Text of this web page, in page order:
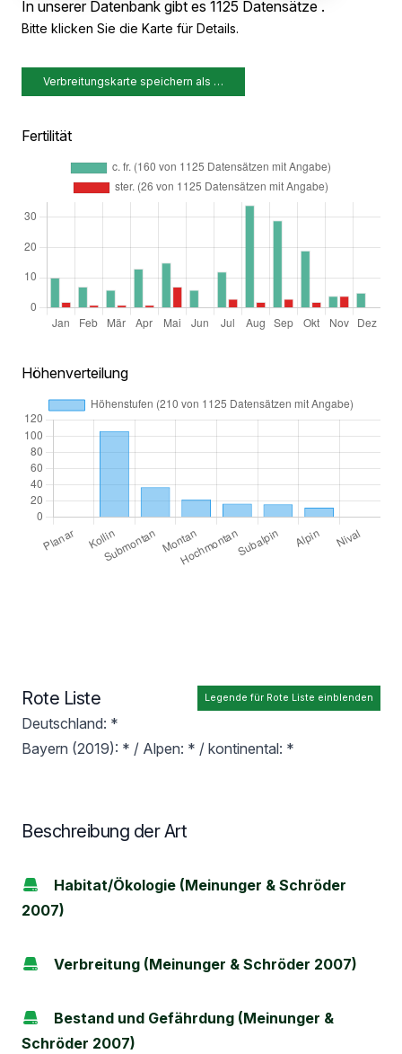
In unserer Datenbank gibt es 1125 Datensätze .
Bitte klicken Sie die Karte für Details.
Verbreitungskarte speichern als …
Fertilität
Höhenverteilung
Legende für Rote Liste einblenden
Rote Liste
Deutschland: *
Bayern (2019): * / Alpen: * / kontinental: *
Beschreibung der Art
Habitat/Ökologie (Meinunger & Schröder
2007)
Verbreitung (Meinunger & Schröder 2007)
Bestand und Gefährdung (Meinunger &
Schröder 2007)